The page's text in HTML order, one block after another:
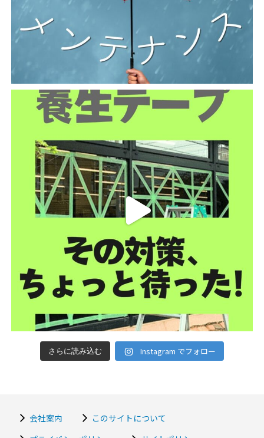
さらに読み込む Instagram でフォロー
会社案内
このサイトについて